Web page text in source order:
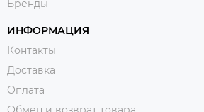
Бренды
ИНФОРМАЦИЯ
Контакты
Доставка
Оплата